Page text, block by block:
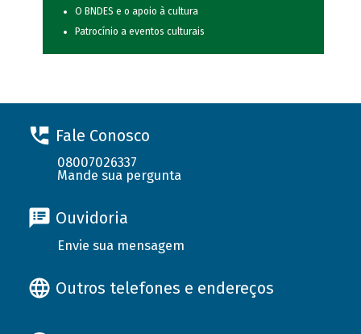
O BNDES e o apoio à cultura
Patrocínio a eventos culturais
Fale Conosco
08007026337
Mande sua pergunta
Ouvidoria
Envie sua mensagem
Outros telefones e endereços